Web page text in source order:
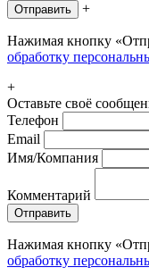
Отправить +
Нажимая кнопку
обработку
+
Оставьте своё
Телефон
Email
Имя/Компания
Комментарий
Отправить
Нажимая кнопку
обработку